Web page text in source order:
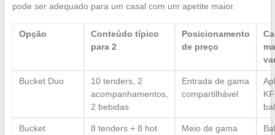
pode ser adequado para um casal com um apetite maior.
Opção
Conteúdo típico
para 2
Posicionamento
de preço
Bucket Duo
10 tenders, 2
acompanhamentos,
2 bebidas
Entrada de gama
compartilhável
Bucket
8 tenders + 8 hot
Meio de gama